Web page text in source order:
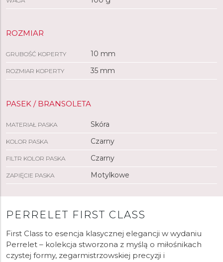
ROZMIAR
GRUBOŚĆ KOPERTY 10 mm
ROZMIAR KOPERTY 35 mm
PASEK / BRANSOLETA
MATERIAŁ PASKA Skóra
KOLOR PASKA Czarny
FILTR KOLOR PASKA Czarny
ZAPIĘCIE PASKA Motylkowe
PERRELET FIRST CLASS
First Class to esencja klasycznej elegancji w wydaniu
Perrelet – kolekcja stworzona z myślą o miłośnikach
czystej formy, zegarmistrzowskiej precyzji i